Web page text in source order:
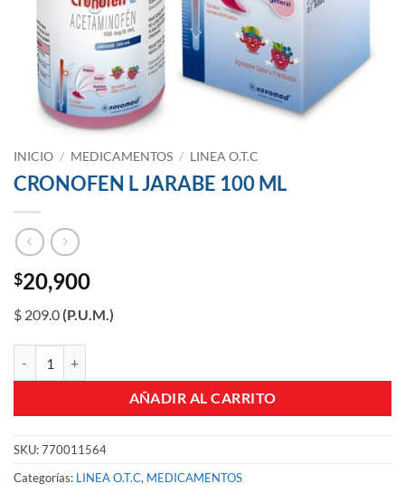
INICIO / MEDICAMENTOS / LINEA O.T.C
CRONOFEN L JARABE 100 ML
$20,900
$ 209.0(P.U.M.)
AÑADIR AL CARRITO
SKU:770011564
Categorías: LINEA O.T.C, MEDICAMENTOS